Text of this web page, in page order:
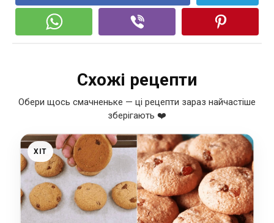
Схожі рецепти
Обери щось смачненьке — ці рецепти зараз найчастіше
зберігають ❤️
ХІТ